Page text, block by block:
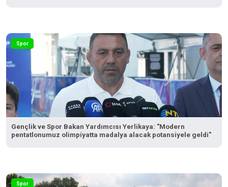
Spor
Gençlik ve Spor Bakan Yardımcısı Yerlikaya: "Modern
pentatlonumuz olimpiyatta madalya alacak potansiyele geldi"
Spor